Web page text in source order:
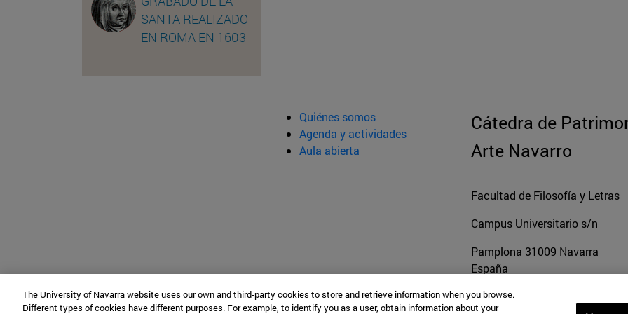
SANTA REALIZADO
EN ROMA EN 1603
Quiénes somos
Agenda y actividades
Aula abierta
Cátedra de
Arte Navarro
Facultad de Filosofía y Letras
Campus Universitario s/n
Pamplona 31009 Navarra
España
The University of Navarra website uses our own and third-party cookies to store and retrieve information when you browse.
Different types of cookies have different purposes. For example, to identify you as a user, obtain information about your